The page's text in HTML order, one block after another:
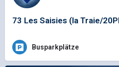
73 Les Saisies (la Traie/
Busparkplätze